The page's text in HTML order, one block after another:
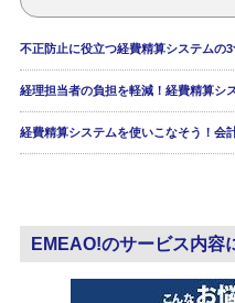
不正防止に役立つ経費精算システムの
経理担当者の負担を軽減！経費精算シ
経費精算システムを使いこなそう！会
EMEAO!のサービス内容